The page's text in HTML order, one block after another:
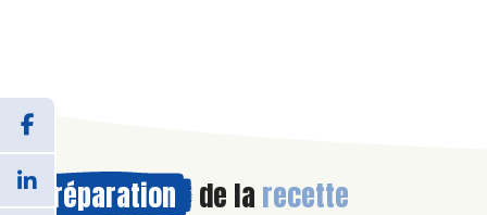
Préparation de la recette